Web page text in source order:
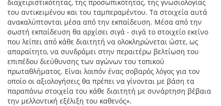
διαχειριστικότητας, της προσωπικότητας, της γνωσιολογίας
του αντικειμένου και του ταμπεραμέντου. Τα στοιχεία αυτά
ανακαλύπτονται μέσα από την εκπαίδευση. Μέσα από την
σωστή εκπαίδευση θα αρχίσει σιγά - σιγά το στοιχείο εκείνο
που λείπει από κάθε διαιτητή να ολοκληρώνεται ώστε, ως
απαραίτητο, να συνδράμει στην περαιτέρω βελτίωση του
επιπέδου διεύθυνσης των αγώνων του τοπικού
πρωταθλήματος. Είναι λοιπόν ένας σοβαρός λόγος για τον
οποίο οι αξιολογήσεις θα πρέπει να γίνονται με βάση τα
παραπάνω στοιχεία του κάθε διαιτητή με συνάρτηση βέβαια
την μελλοντική εξέλιξη του καθενός».